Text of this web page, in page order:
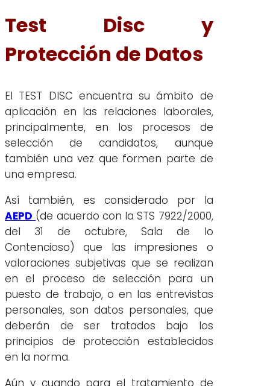
Test Disc y
Protección de Datos
El TEST DISC encuentra su ámbito de
aplicación en las relaciones laborales,
principalmente, en los procesos de
selección de candidatos, aunque
también una vez que formen parte de
una empresa.
Así también, es considerado por la
AEPD (de acuerdo con la STS 7922/2000,
del 31 de octubre, Sala de lo
Contencioso) que las impresiones o
valoraciones subjetivas que se realizan
en el proceso de selección para un
puesto de trabajo, o en las entrevistas
personales, son datos personales, que
deberán de ser tratados bajo los
principios de protección establecidos
en la norma.